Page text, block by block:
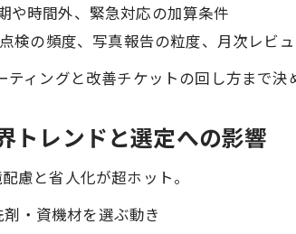
や時間外、緊急対応の加算条件
検の頻度、写真報告の粒度、月次レビ
ィングと改善チケットの回し方まで
トレンドと選定への影響
慮と省人化が超ホット。
・資機材を選ぶ動き